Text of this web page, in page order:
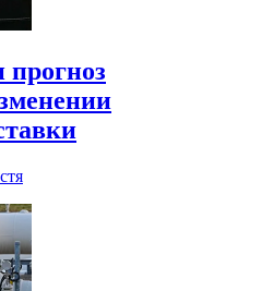
прогноз